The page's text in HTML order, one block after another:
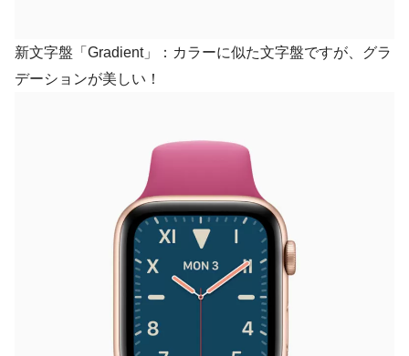
新文字盤「Gradient」：カラーに似た文字盤ですが、グラ
デーションが美しい！